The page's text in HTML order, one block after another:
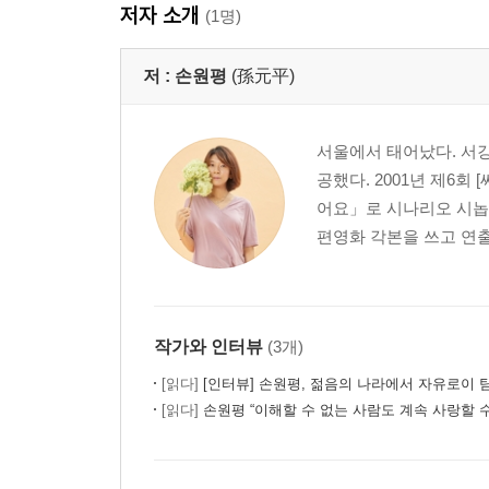
저자 소개 (1명)
저 : 손원평 (孫元平)
서울에서 태어났다. 서
공했다. 2001년 제6회
어요」로 시나리오 시
편영화 각본을 쓰고 연
작가와 인터뷰 (3개)
[읽다] [인터뷰] 손원평, 젊음의 나라에서 자유로이
[읽다] 손원평 “이해할 수 없는 사람도 계속 사랑할